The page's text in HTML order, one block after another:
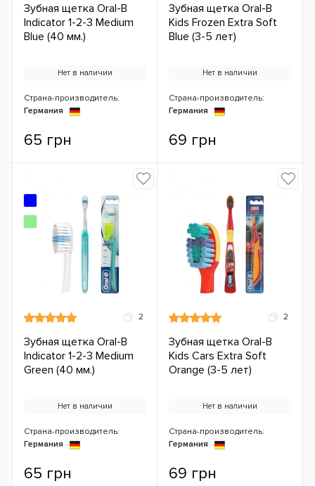
Зубная щетка Oral-B
Indicator 1-2-3 Medium
Blue (40 мм.)
Нет в наличии
Страна-производитель:
Германия
65 грн
Зубная щетка Oral-B
Kids Frozen Extra Soft
Blue (3-5 лет)
Нет в наличии
Страна-производитель:
Германия
69 грн
2
Зубная щетка Oral-B
Indicator 1-2-3 Medium
Green (40 мм.)
Нет в наличии
Страна-производитель:
Германия
65 грн
2
Зубная щетка Oral-B
Kids Cars Extra Soft
Orange (3-5 лет)
Нет в наличии
Страна-производитель:
Германия
69 грн